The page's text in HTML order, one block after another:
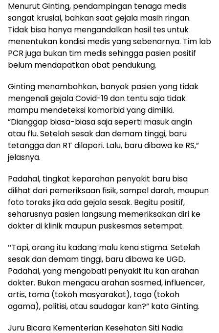
Menurut Ginting, pendampingan tenaga medis
sangat krusial, bahkan saat gejala masih ringan.
Tidak bisa hanya mengandalkan hasil tes untuk
menentukan kondisi medis yang sebenarnya. Tim lab
PCR juga bukan tim medis sehingga pasien positif
belum mendapatkan obat pendukung.
Ginting menambahkan, banyak pasien yang tidak
mengenali gejala Covid-19 dan tentu saja tidak
mampu mendeteksi komorbid yang dimiliki.
”Dianggap biasa-biasa saja seperti masuk angin
atau flu. Setelah sesak dan demam tinggi, baru
tetangga dan RT dilapori. Lalu, baru dibawa ke RS,”
jelasnya.
Padahal, tingkat keparahan penyakit baru bisa
dilihat dari pemeriksaan fisik, sampel darah, maupun
foto toraks jika ada gejala sesak. Begitu positif,
seharusnya pasien langsung memeriksakan diri ke
dokter di klinik maupun puskesmas setempat.
’’Tapi, orang itu kadang malu kena stigma. Setelah
sesak dan demam tinggi, baru dibawa ke UGD.
Padahal, yang mengobati penyakit itu kan arahan
dokter. Bukan mengacu arahan sosmed, influencer,
artis, toma (tokoh masyarakat), toga (tokoh
agama), politisi, atau saudagar kan?” kata Ginting.
Juru Bicara Kementerian Kesehatan Siti Nadia